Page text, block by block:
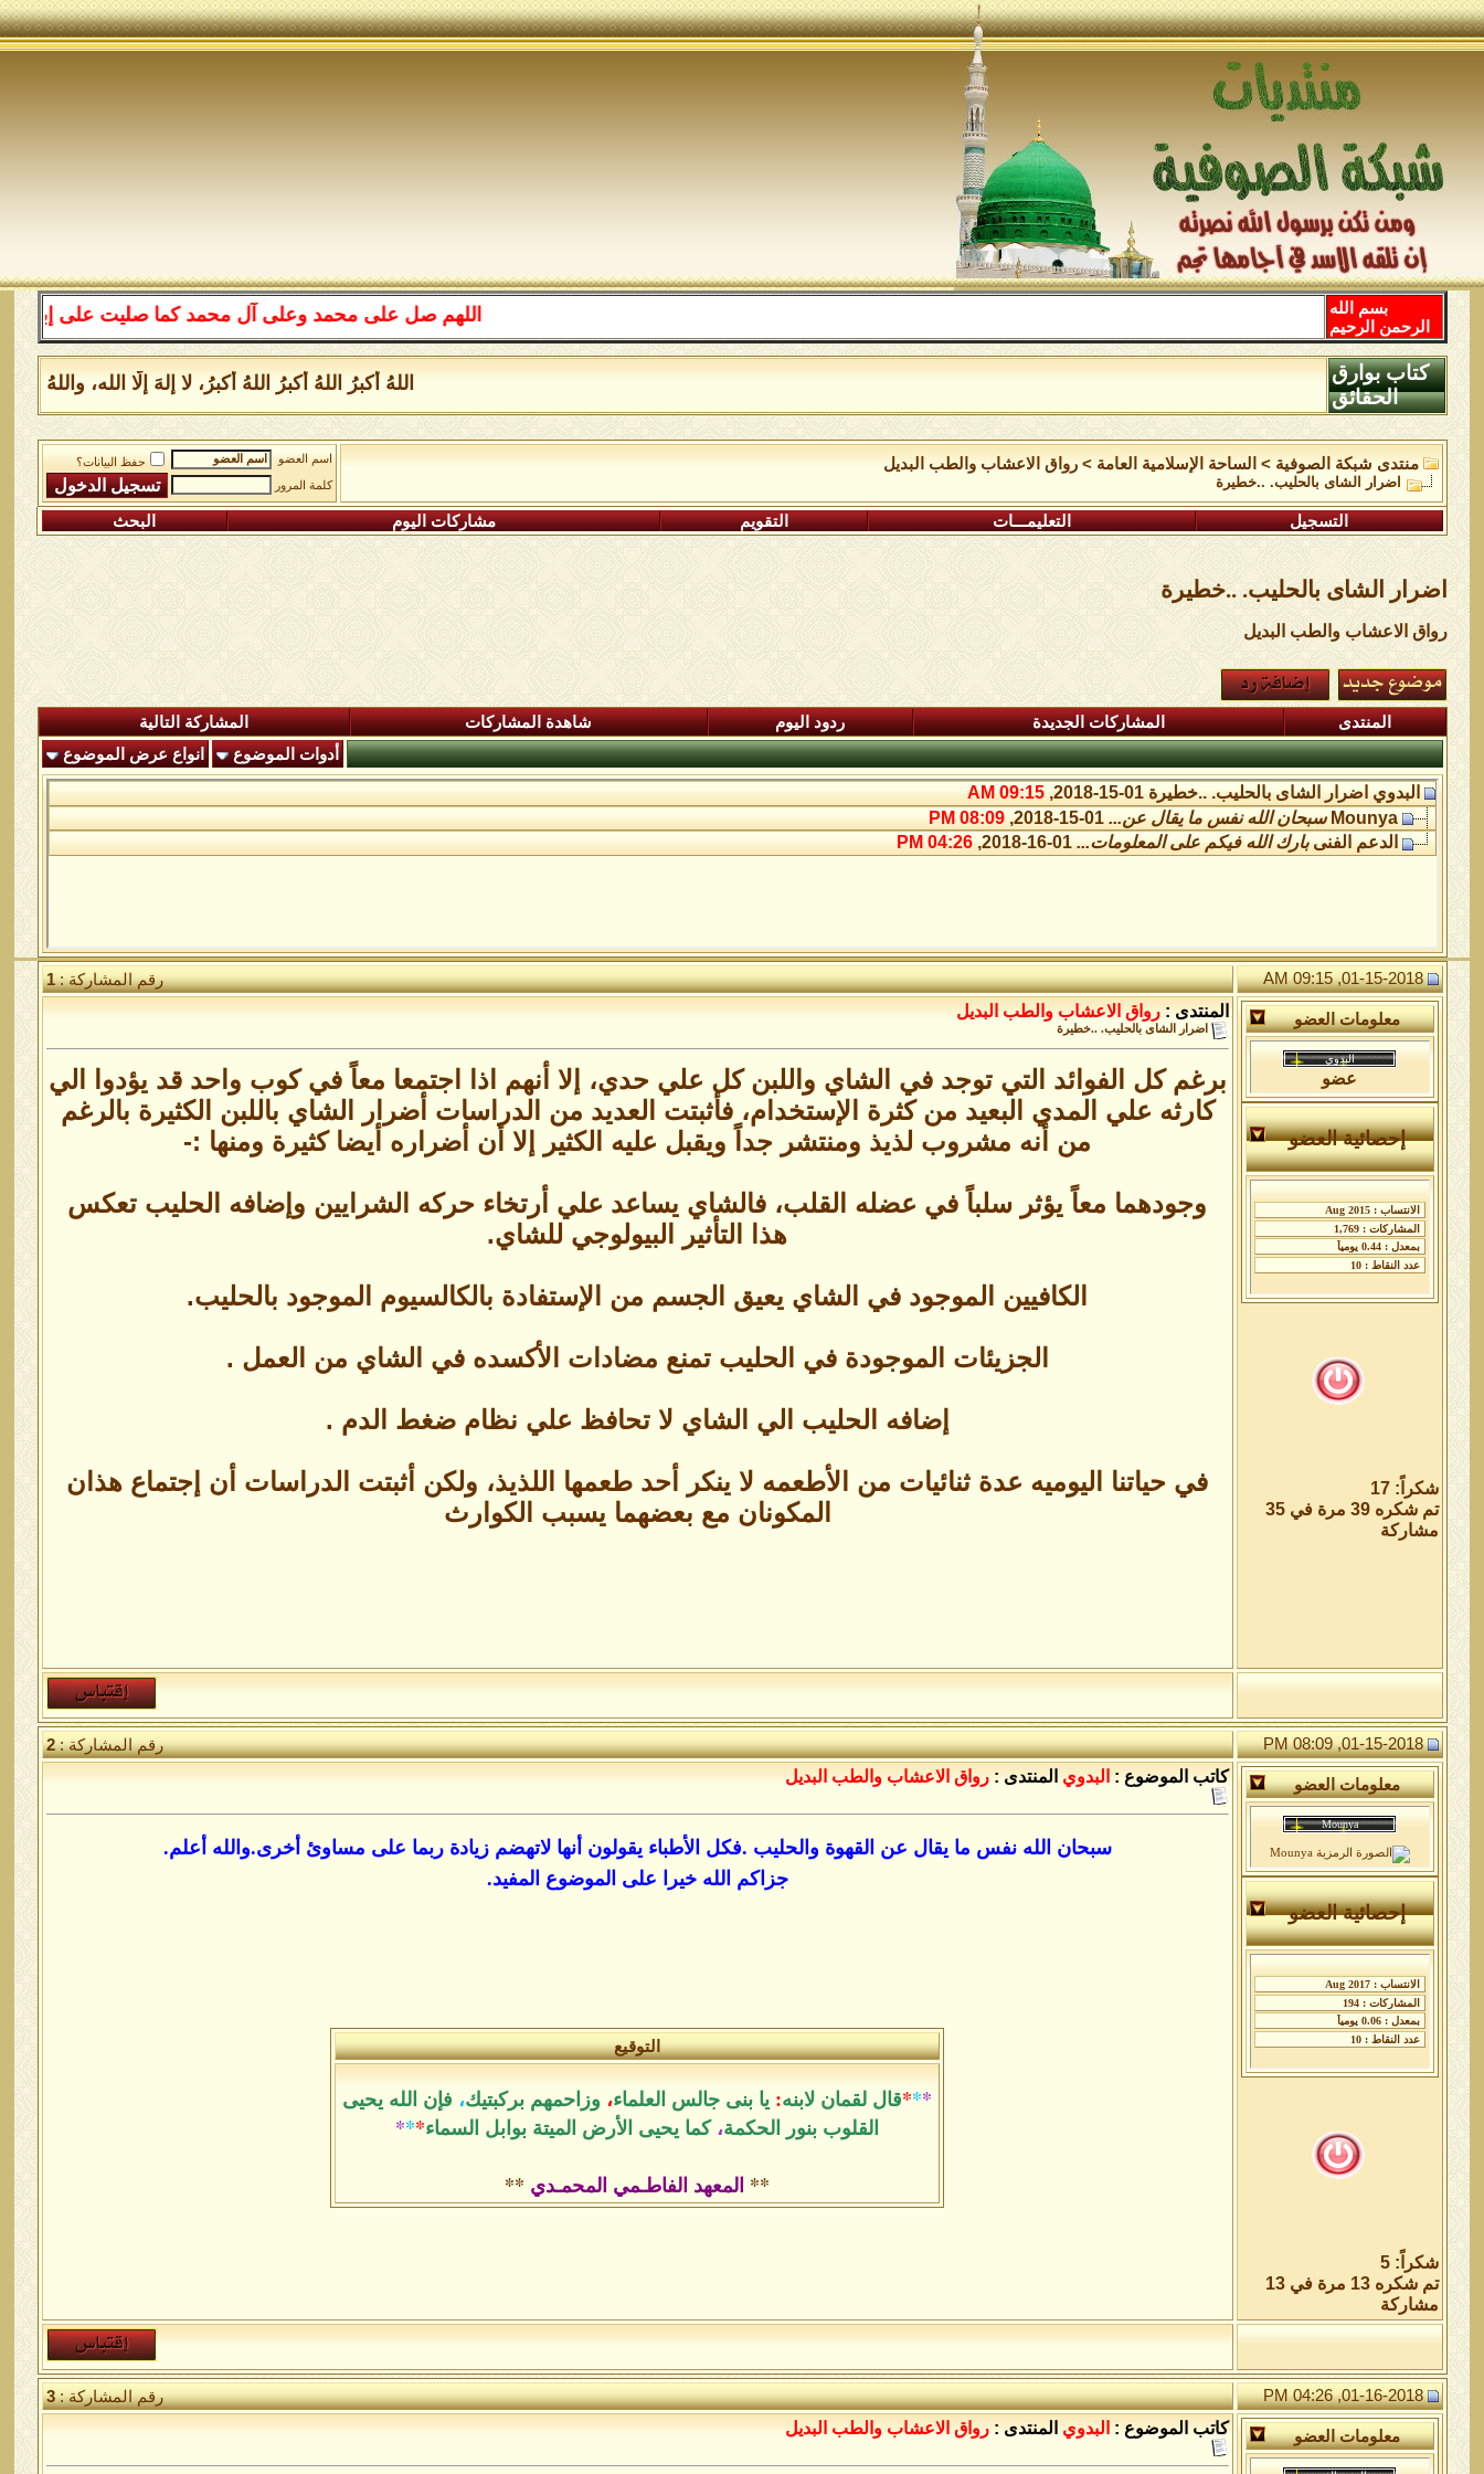
اللهم صل على محمد وعلى آل محمد كما صليت على إبراهيم وعلى
بسم الله
الرحمن الرحيم
اللهُ أكبرُ اللهُ أكبرُ اللهُ أكبرُ، لا إلهَ إلَّا الله، واللهُ
كتاب بوارق
الحقائق
منتدى شبكة الصوفية > الساحة اﻹسلامية العامة >رواق الاعشاب والطب البديل
اضرار الشاى بالحليب. ..خطيرة
اسم العضو
حفظ البيانات؟
كلمة المرور
التسجيل التعليمـــات التقويم مشاركات اليوم البحث
اضرار الشاى بالحليب. ..خطيرة
رواق الاعشاب والطب البديل
المنتدى المشاركات الجديدة ردود اليوم شاهدة المشاركات
المشاركة التالية
أدوات الموضوع
انواع عرض الموضوع
البدوي اضرار الشاى بالحليب. ..خطيرة01-15-2018,
09:15 AM
Mounya سبحان الله نفس ما يقال عن...01-15-2018,
08:09 PM
الدعم الفنى بارك الله فيكم على المعلومات...01-16-2018,
04:26 PM
01-15-2018, 09:15 AM رقم المشاركة :1
معلومات العضو
عضو
إحصائية العضو
شكراً: 17
تم شكره 39 مرة في 35
مشاركة
المنتدى : رواق الاعشاب والطب البديل
اضرار الشاى بالحليب. ..خطيرة
برغم كل الفوائد التي توجد في الشاي واللبن كل علي حدي، إلا أنهم اذا اجتمعا معاً في كوب واحد قد يؤدوا الي
كارثه علي المدي البعيد من كثرة الإستخدام، فأثبتت العديد من الدراسات أضرار الشاي باللبن الكثيرة بالرغم
من أنه مشروب لذيذ ومنتشر جداً ويقبل عليه الكثير إلا أن أضراره أيضا كثيرة ومنها :-
وجودهما معاً يؤثر سلباً في عضله القلب، فالشاي يساعد علي أرتخاء حركه الشرايين وإضافه الحليب تعكس
هذا التأثير البيولوجي للشاي.
الكافيين الموجود في الشاي يعيق الجسم من الإستفادة بالكالسيوم الموجود بالحليب.
الجزيئات الموجودة في الحليب تمنع مضادات الأكسده في الشاي من العمل .
إضافه الحليب الي الشاي لا تحافظ علي نظام ضغط الدم .
في حياتنا اليوميه عدة ثنائيات من الأطعمه لا ينكر أحد طعمها اللذيذ، ولكن أثبتت الدراسات أن إجتماع هذان
المكونان مع بعضهما يسبب الكوارث
01-15-2018, 08:09 PM رقم المشاركة :2
معلومات العضو
إحصائية العضو
شكراً: 5
تم شكره 13 مرة في 13
مشاركة
كاتب الموضوع : البدوي المنتدى : رواق الاعشاب والطب البديل
سبحان الله نفس ما يقال عن القهوة والحليب .فكل الأطباء يقولون أنها لاتهضم زيادة ربما على مساوئ أخرى.والله أعلم.
جزاكم الله خيرا على الموضوع المفيد.
التوقيع
*
*
*قال لقمان لابنه: يا بنى جالس العلماء، وزاحمهم بركبتيك، فإن الله يحيى
القلوب بنور الحكمة، كما يحيى الأرض الميتة بوابل السماء*
*
*
** المعهد الفاطـمي المحمـدي **
01-16-2018, 04:26 PM رقم المشاركة :3
معلومات العضو كاتب الموضوع : البدوي المنتدى : رواق الاعشاب والطب البديل